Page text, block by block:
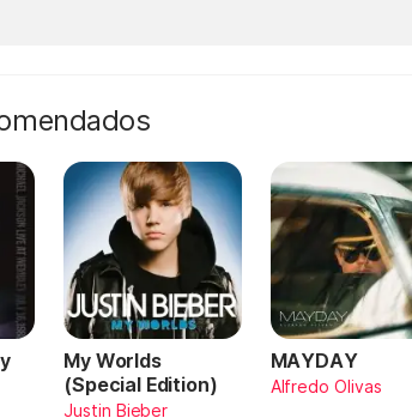
My Worlds
(Special Edition)
Justin Bieber
MAYDAY
Alfredo Olivas